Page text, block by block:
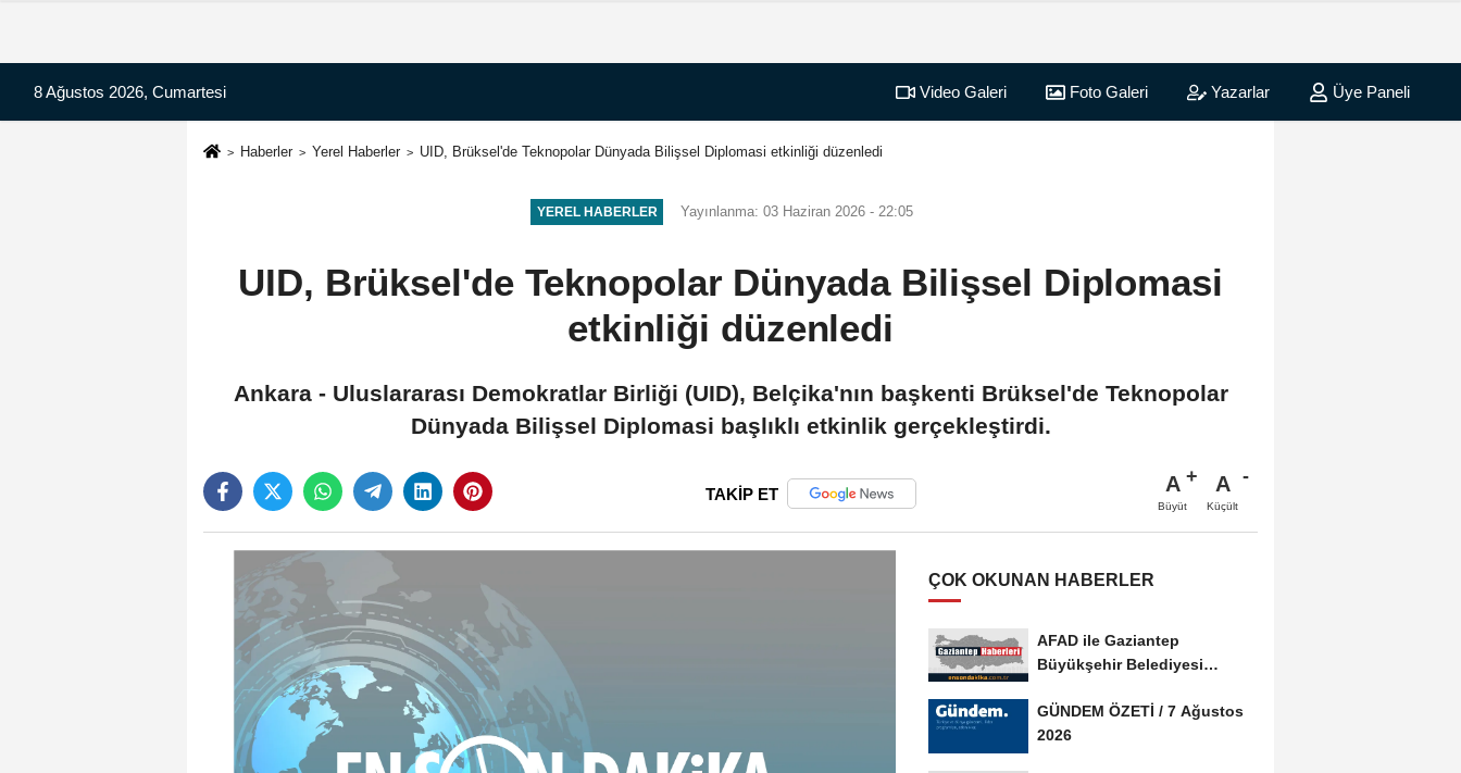
8 Ağustos 2026, Cumartesi Video Galeri Foto Galeri Yazarlar Üye Paneli
Haberler Yerel Haberler UID, Brüksel'de Teknopolar Dünyada Bilişsel Diplomasi etkinliği düzenledi
YEREL HABERLER Yayınlanma: 03 Haziran 2026 - 22:05
UID, Brüksel'de Teknopolar Dünyada Bilişsel Diplomasi
etkinliği düzenledi
Ankara - Uluslararası Demokratlar Birliği (UID), Belçika'nın başkenti Brüksel'de Teknopolar
Dünyada Bilişsel Diplomasi başlıklı etkinlik gerçekleştirdi.
TAKİP ET A
Büyüt
A
Küçült
ÇOK OKUNAN HABERLER
AFAD ile Gaziantep
Büyükşehir Belediyesi
GÜNDEM ÖZETİ / 7 Ağustos
2026